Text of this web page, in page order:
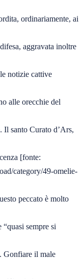
ordinariamente, ai
aggravata inoltre
notizie cattive
alle orecchie del
Il santo Curato d’Ars,
[fonte:
category/49-omelie-
peccato è molto
sempre si
Gonfiare il male